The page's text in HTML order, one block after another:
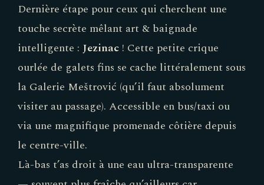
Dernière étape pour ceux qui cherchent une
touche secrète mêlant art & baignade
intelligente : Jezinac ! Cette petite crique
ourlée de galets fins se cache littéralement sous
la Galerie Meštrović (qu’il faut absolument
visiter au passage). Accessible en bus/taxi ou
via une magnifique promenade côtière depuis
le centre-ville.
Là-bas t’as droit à une eau ultra-transparente